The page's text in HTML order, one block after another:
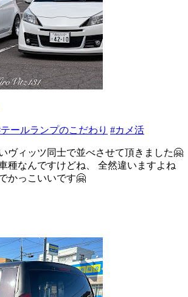
ールランプのこだわり #カメ活
ヴィッツ同士で並べさせて頂きました🤗
種なんですけどね、 全然違いますよね
かっこいいです🤗